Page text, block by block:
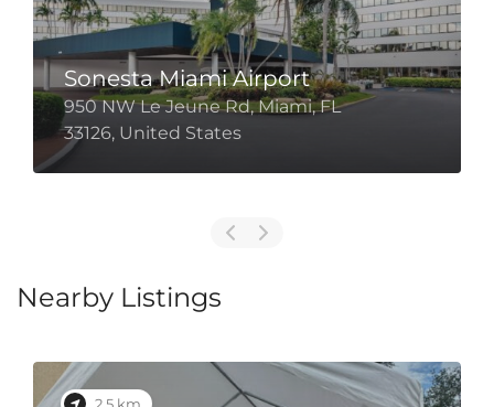
Sonesta Miami Airport
950 NW Le Jeune Rd, Miami, FL
33126, United States
Nearby Listings